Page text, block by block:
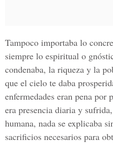
Tampoco importaba lo
siempre lo espiritual o
condenaba, la riqueza y la
que el cielo te daba
enfermedades eran pena por
era presencia diaria y
humana, nada se explicaba
sacrificios necesarios para